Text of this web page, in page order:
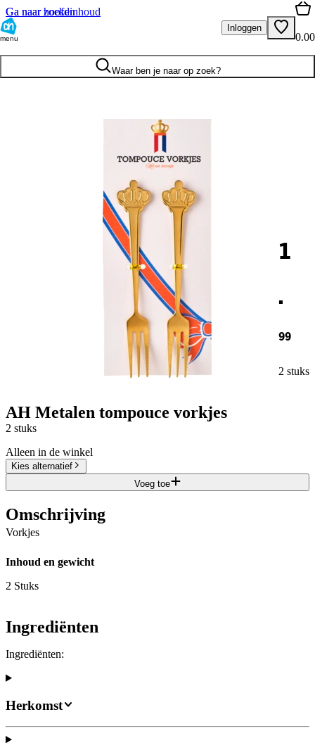
Ga naar hoofdinhoud
Ga naar zoeken
menu
Inloggen
0.00
Waar ben je naar op zoek?
1
.
99
2 stuks
AH Metalen tompouce vorkjes
2 stuks
Alleen in de winkel
Kies alternatief
Voeg toe
Omschrijving
Vorkjes
Inhoud en gewicht
2 Stuks
Ingrediënten
Ingrediënten:
Herkomst